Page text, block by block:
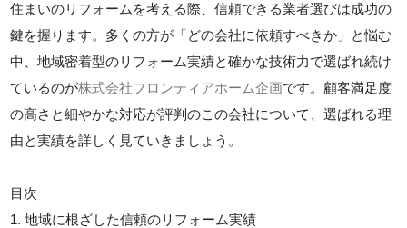
住まいのリフォームを考える際、信頼できる業者選びは成功の
鍵を握ります。多くの方が「どの会社に依頼すべきか」と悩む
中、地域密着型のリフォーム実績と確かな技術力で選ばれ続け
ているのが株式会社フロンティアホーム企画です。顧客満足度
の高さと細やかな対応が評判のこの会社について、選ばれる理
由と実績を詳しく見ていきましょう。
目次
1. 地域に根ざした信頼のリフォーム実績